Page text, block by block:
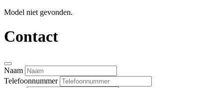
Model niet gevonden.
Contact
Naam
Telefoonnummer